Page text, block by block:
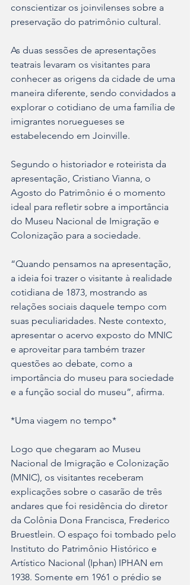
conscientizar os joinvilenses sobre a
preservação do patrimônio cultural.
As duas sessões de apresentações
teatrais levaram os visitantes para
conhecer as origens da cidade de uma
maneira diferente, sendo convidados a
explorar o cotidiano de uma família de
imigrantes noruegueses se
estabelecendo em Joinville.
Segundo o historiador e roteirista da
apresentação, Cristiano Vianna, o
Agosto do Patrimônio é o momento
ideal para refletir sobre a importância
do Museu Nacional de Imigração e
Colonização para a sociedade.
“Quando pensamos na apresentação,
a ideia foi trazer o visitante à realidade
cotidiana de 1873, mostrando as
relações sociais daquele tempo com
suas peculiaridades. Neste contexto,
apresentar o acervo exposto do MNIC
e aproveitar para também trazer
questões ao debate, como a
importância do museu para sociedade
e a função social do museu”, afirma.
*Uma viagem no tempo*
Logo que chegaram ao Museu
Nacional de Imigração e Colonização
(MNIC), os visitantes receberam
explicações sobre o casarão de três
andares que foi residência do diretor
da Colônia Dona Francisca, Frederico
Bruestlein. O espaço foi tombado pelo
Instituto do Patrimônio Histórico e
Artístico Nacional (Iphan) IPHAN em
1938. Somente em 1961 o prédio se